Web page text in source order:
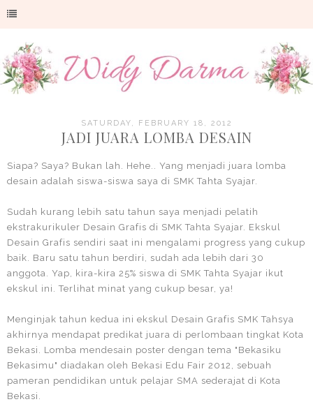
SATURDAY, FEBRUARY 18, 2012
JADI JUARA LOMBA DESAIN
Siapa? Saya? Bukan lah. Hehe.. Yang menjadi juara lomba
desain adalah siswa-siswa saya di SMK Tahta Syajar.
Sudah kurang lebih satu tahun saya menjadi pelatih
ekstrakurikuler Desain Grafis di SMK Tahta Syajar. Ekskul
Desain Grafis sendiri saat ini mengalami progress yang cukup
baik. Baru satu tahun berdiri, sudah ada lebih dari 30
anggota. Yap, kira-kira 25% siswa di SMK Tahta Syajar ikut
ekskul ini. Terlihat minat yang cukup besar, ya!
Menginjak tahun kedua ini ekskul Desain Grafis SMK Tahsya
akhirnya mendapat predikat juara di perlombaan tingkat Kota
Bekasi. Lomba mendesain poster dengan tema "Bekasiku
Bekasimu" diadakan oleh Bekasi Edu Fair 2012, sebuah
pameran pendidikan untuk pelajar SMA sederajat di Kota
Bekasi.